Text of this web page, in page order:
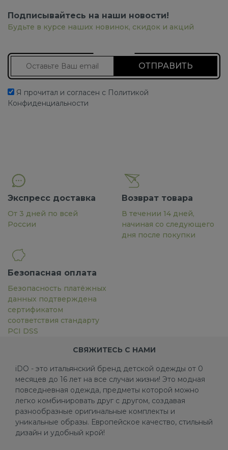
Подписывайтесь на наши новости!
Будьте в курсе наших новинок, скидок и акций
Я прочитал и согласен с Политикой
Конфиденциальности
Экспресс доставка
От 3 дней по всей
России
Возврат товара
В течении 14 дней,
начиная со следующего
дня после покупки
Безопасная оплата
Безопасность платёжных
данных подтверждена
сертификатом
соответствия стандарту
PCI DSS
СВЯЖИТЕСЬ С НАМИ
iDO - это итальянский бренд детской одежды от 0
месяцев до 16 лет на все случаи жизни! Это модная
повседневная одежда, предметы которой можно
легко комбинировать друг с другом, создавая
разнообразные оригинальные комплекты и
уникальные образы. Европейское качество, стильный
дизайн и удобный крой!